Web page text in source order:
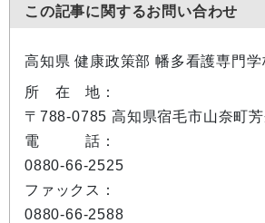
この記事に関するお問い合わせ
高知県 健康政策部 幡多看護専門学
所 在 地：
〒788-0785 高知県宿毛市山奈町
電 話：
0880-66-2525
ファックス：
0880-66-2588